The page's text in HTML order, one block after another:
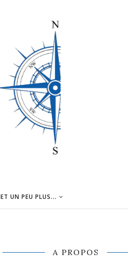
ET UN PEU PLUS...
A PROPOS